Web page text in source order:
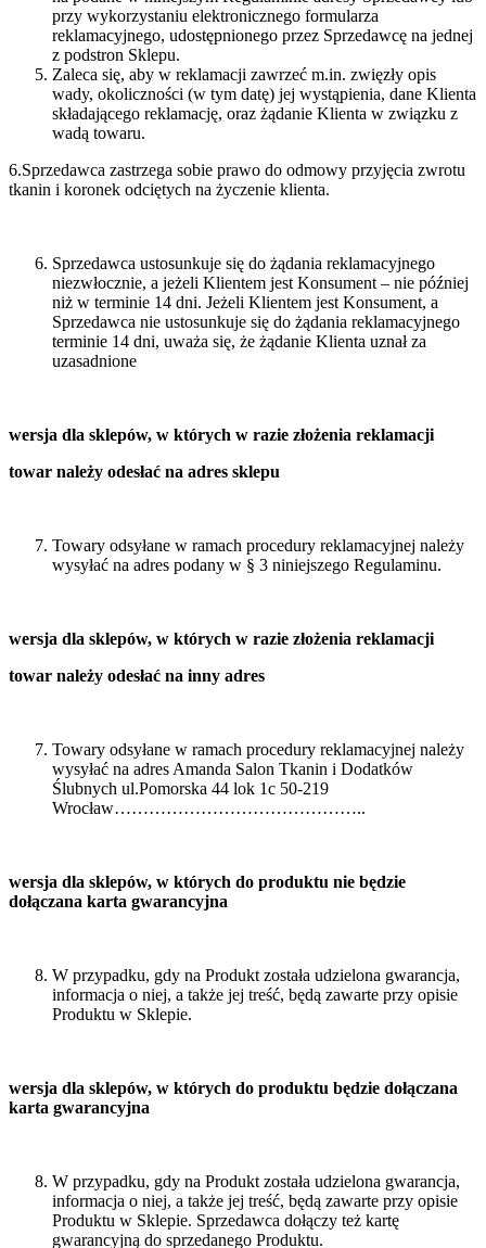
przy wykorzystaniu elektronicznego formularza
reklamacyjnego, udostępnionego przez Sprzedawcę na jednej
z podstron Sklepu.
Zaleca się, aby w reklamacji zawrzeć m.in. zwięzły opis
wady, okoliczności (w tym datę) jej wystąpienia, dane Klienta
składającego reklamację, oraz żądanie Klienta w związku z
wadą towaru.
6.Sprzedawca zastrzega sobie prawo do odmowy przyjęcia zwrotu
tkanin i koronek odciętych na życzenie klienta.
Sprzedawca ustosunkuje się do żądania reklamacyjnego
niezwłocznie, a jeżeli Klientem jest Konsument – nie później
niż w terminie 14 dni. Jeżeli Klientem jest Konsument, a
Sprzedawca nie ustosunkuje się do żądania reklamacyjnego
terminie 14 dni, uważa się, że żądanie Klienta uznał za
uzasadnione
wersja dla sklepów, w których w razie złożenia reklamacji
towar należy odesłać na adres sklepu
Towary odsyłane w ramach procedury reklamacyjnej należy
wysyłać na adres podany w § 3 niniejszego Regulaminu.
wersja dla sklepów, w których w razie złożenia reklamacji
towar należy odesłać na inny adres
Towary odsyłane w ramach procedury reklamacyjnej należy
wysyłać na adres Amanda Salon Tkanin i Dodatków
Ślubnych ul.Pomorska 44 lok 1c 50-219
Wrocław……………………………………..
wersja dla sklepów, w których do produktu nie będzie
dołączana karta gwarancyjna
W przypadku, gdy na Produkt została udzielona gwarancja,
informacja o niej, a także jej treść, będą zawarte przy opisie
Produktu w Sklepie.
wersja dla sklepów, w których do produktu będzie dołączana
karta gwarancyjna
W przypadku, gdy na Produkt została udzielona gwarancja,
informacja o niej, a także jej treść, będą zawarte przy opisie
Produktu w Sklepie. Sprzedawca dołączy też kartę
gwarancyjną do sprzedanego Produktu.